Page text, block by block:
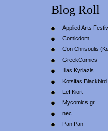
Blog Roll
Applied Arts
Comicdom
Con Chrisoulis
GreekComics
Ilias Kyriazis
Kotsifas Blackbird
Lef Kiort
Mycomics.gr
nec
Pan Pan